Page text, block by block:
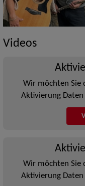
Videos
Wir möchten Sie
Aktivierung
Wir möchten Sie
Aktivierung